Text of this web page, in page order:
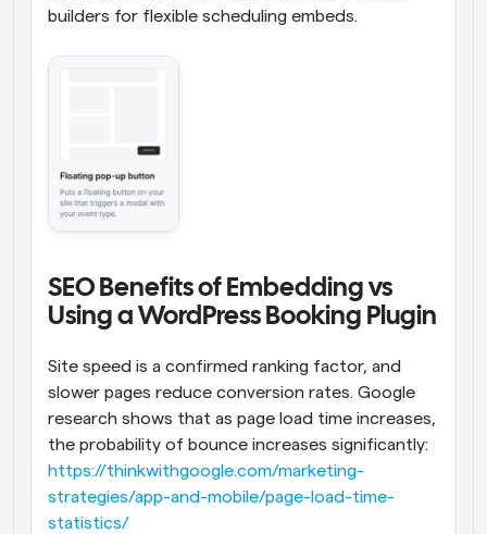
builders for flexible scheduling embeds.
SEO Benefits of Embedding vs
Using a WordPress Booking Plugin
Site speed is a confirmed ranking factor, and
slower pages reduce conversion rates. Google
research shows that as page load time increases,
the probability of bounce increases significantly:
https://thinkwithgoogle.com/marketing-
strategies/app-and-mobile/page-load-time-
statistics/